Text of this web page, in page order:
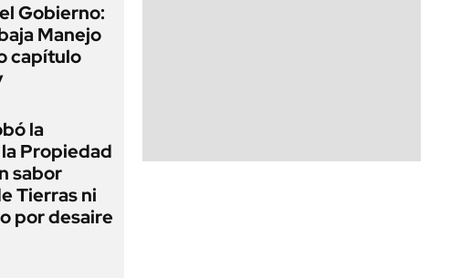
Gobierno:
Manejo
capítulo
la
Propiedad
sabor
Tierras ni
por desaire